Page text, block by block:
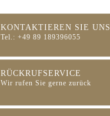
KONTAKTIEREN SIE UNS
Tel.: +49 89 189396055
RÜCKRUFSERVICE
Wir rufen Sie gerne zurück